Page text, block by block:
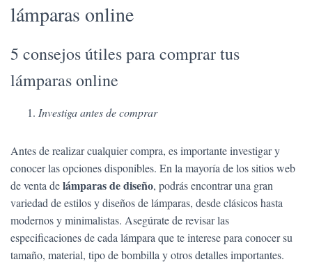
lámparas online
5 consejos útiles para comprar tus
lámparas online
Investiga antes de comprar
Antes de realizar cualquier compra, es importante investigar y
conocer las opciones disponibles. En la mayoría de los sitios web
de venta delámparas de diseño, podrás encontrar una gran
variedad de estilos y diseños de lámparas, desde clásicos hasta
modernos y minimalistas. Asegúrate de revisar las
especificaciones de cada lámpara que te interese para conocer su
tamaño, material, tipo de bombilla y otros detalles importantes.